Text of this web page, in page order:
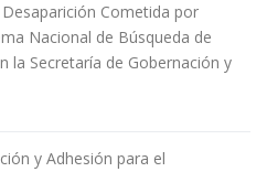
Cometida por
Nacional de Búsqueda de
la Secretaría de Gobernación y
y Adhesión para el